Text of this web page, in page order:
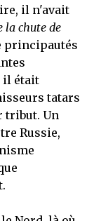
il n'avait
la chute de
principautés
il était
tatars
tribut. Un
Russie,